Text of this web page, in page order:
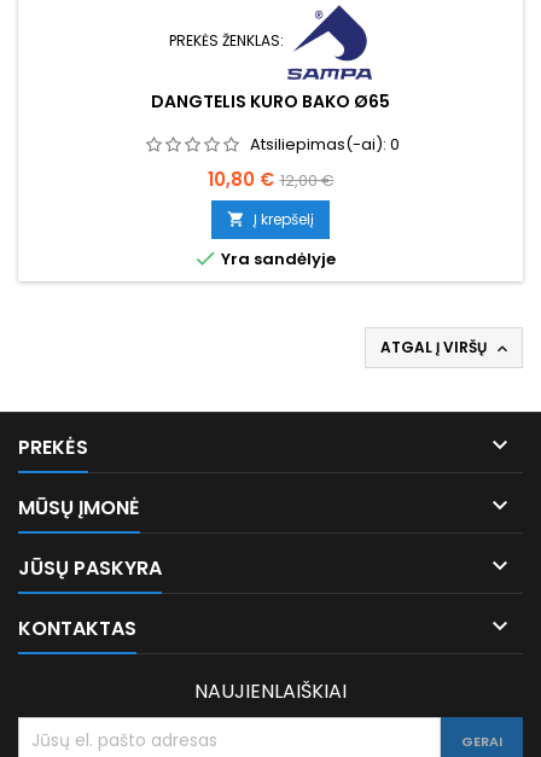
PREKĖS ŽENKLAS:
DANGTELIS KURO BAKO Ø65
Atsiliepimas(-ai): 0
Kaina
10,80 € Bazinė
kaina
12,00 €
 Į krepšelį
 Yra sandėlyje
ATGAL Į VIRŠŲ 
PREKĖS 
MŪSŲ ĮMONĖ 
JŪSŲ PASKYRA 
KONTAKTAS 
NAUJIENLAIŠKIAI